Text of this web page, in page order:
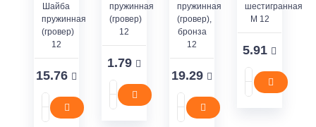
Шайба
пружинная
(гровер)
12
15.76
пружинная
(гровер)
12
1.79
пружинная
(гровер),
бронза
12
19.29
шестигранная
M 12
5.91